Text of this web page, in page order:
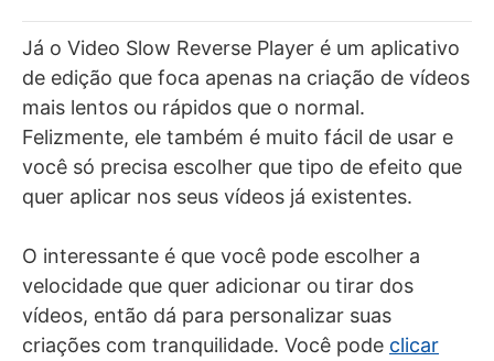
Já o Video Slow Reverse Player é um aplicativo
de edição que foca apenas na criação de vídeos
mais lentos ou rápidos que o normal.
Felizmente, ele também é muito fácil de usar e
você só precisa escolher que tipo de efeito que
quer aplicar nos seus vídeos já existentes.
O interessante é que você pode escolher a
velocidade que quer adicionar ou tirar dos
vídeos, então dá para personalizar suas
criações com tranquilidade. Você pode clicar